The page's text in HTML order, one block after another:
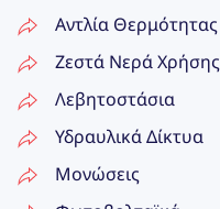
Αντλία Θερμότητας
Ζεστά Νερά Χρήσης
Λεβητοστάσια
Υδραυλικά Δίκτυα
Μονώσεις